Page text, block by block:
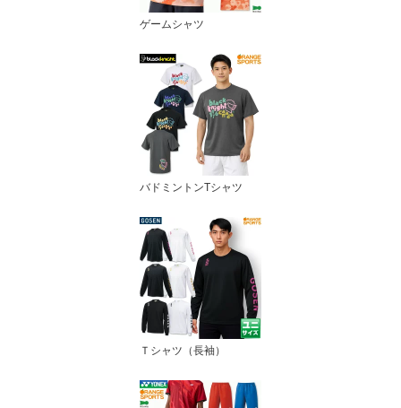
ゲームシャツ
バドミントンTシャツ
Ｔシャツ（長袖）